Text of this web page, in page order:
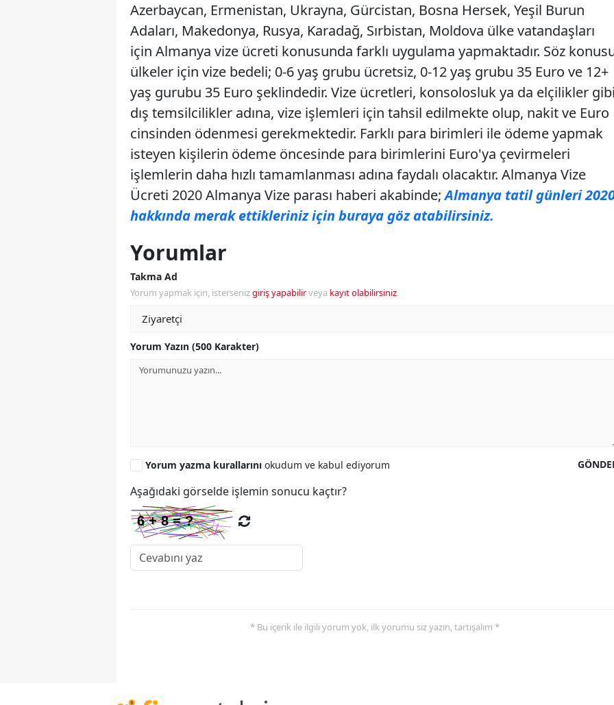
Azerbaycan, Ermenistan, Ukrayna, Gürcistan, Bosna Hersek, Yeşil Burun
Adaları, Makedonya, Rusya, Karadağ, Sırbistan, Moldova ülke vatandaşları
için Almanya vize ücreti konusunda farklı uygulama yapmaktadır. Söz
ülkeler için vize bedeli; 0-6 yaş grubu ücretsiz, 0-12 yaş grubu 35 Euro ve 12+
yaş gurubu 35 Euro şeklindedir. Vize ücretleri, konsolosluk ya da elçilikler
dış temsilcilikler adına, vize işlemleri için tahsil edilmekte olup, nakit ve Euro
cinsinden ödenmesi gerekmektedir. Farklı para birimleri ile ödeme yapmak
isteyen kişilerin ödeme öncesinde para birimlerini Euro'ya çevirmeleri
işlemlerin daha hızlı tamamlanması adına faydalı olacaktır. Almanya Vize
Ücreti 2020 Almanya Vize parası haberi akabinde;Almanya tatil günleri
hakkında merak ettikleriniz için buraya göz atabilirsiniz.
Yorumlar
Takma Ad
Yorum yapmak için, istersenizgiriş yapabilirveya kayıt olabilirsiniz.
Yorum Yazın (500 Karakter)
Yorum yazma kurallarını okudum ve kabul ediyorum
Aşağıdaki görselde işlemin sonucu kaçtır?
* Bu içerik ile ilgili yorum yok, ilk yorumu siz yazın, tartışalım *